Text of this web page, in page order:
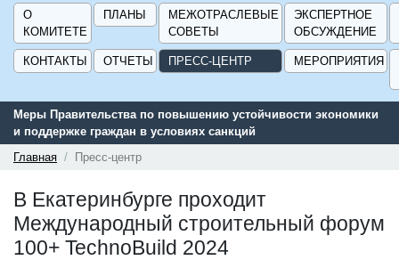
О
КОМИТЕТЕ
ПЛАНЫ
МЕЖОТРАСЛЕВЫЕ
СОВЕТЫ
ЭКСПЕРТНОЕ
ОБСУЖДЕНИЕ
КОНТАКТЫ ОТЧЕТЫ ПРЕСС-ЦЕНТР МЕРОПРИЯТИЯ
экономики Сервис поиска и подбора субсидий и мер
поддержки для предприятий - «Навигатор мер
ГИСП».
Главная Пресс-центр
В Екатеринбурге проходит
Международный строительный форум
100+ TechnoBuild 2024